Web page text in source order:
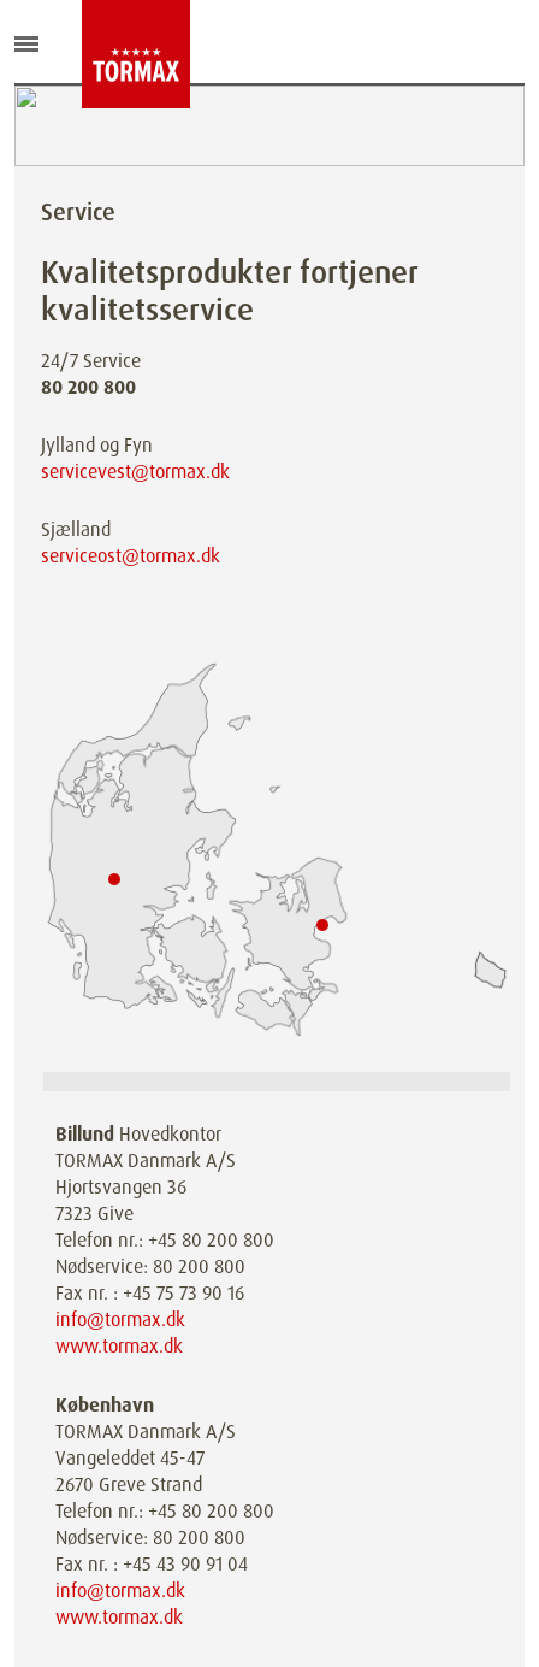
Service
Kvalitetsprodukter fortjener
kvalitetsservice
24/7 Service
80 200 800
Jylland og Fyn
servicevest@tormax.dk
Sjælland
serviceost@tormax.dk
Billund Hovedkontor
TORMAX Danmark A/S
Hjortsvangen 36
7323 Give
Telefon nr.: +45 80 200 800
Nødservice: 80 200 800
Fax nr. : +45 75 73 90 16
info@tormax.dk
www.tormax.dk
København
TORMAX Danmark A/S
Vangeleddet 45-47
2670 Greve Strand
Telefon nr.: +45 80 200 800
Nødservice: 80 200 800
Fax nr. : +45 43 90 91 04
info@tormax.dk
www.tormax.dk